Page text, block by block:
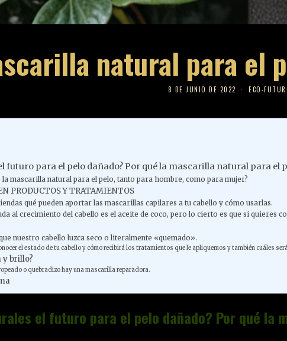
natural para el
8 DE JUNIO DE 2022 ECO-
futuro para el pelo dañado? Por qué la mascarilla natural para el
la mascarilla natural para el pelo, tanto para hombre, como para mujer?
PRODUCTOS Y TRATAMIENTOS
qué pueden aportar las mascarillas capilares a tu cabello y cómo usarlas.
al crecimiento del cabello es el aceite de coco, pero lo cierto es que si quieres
nuestro cabello luzca seco o literalmente «quemado».
el estado de tu cabello y cómo recibirá los tratamientos que le apliquemos y también cuáles
y brillo?
o quebradizo hay una mascarilla reparadora.
el futuro para el pelo dañado? Por qué